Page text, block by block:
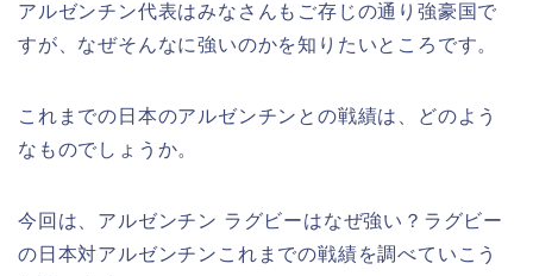
アルゼンチン代表はみなさんもご存じの通り強豪国で
すが、なぜそんなに強いのかを知りたいところです。
これまでの日本のアルゼンチンとの戦績は、どのよう
なものでしょうか。
今回は、アルゼンチン ラグビーはなぜ強い？ラグビー
の日本対アルゼンチンこれまでの戦績を調べていこう